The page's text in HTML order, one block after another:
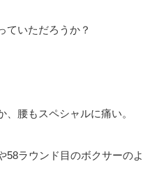
ていただろうか？
腰もスペシャルに痛い。
58ラウンド目のボクサーのよ